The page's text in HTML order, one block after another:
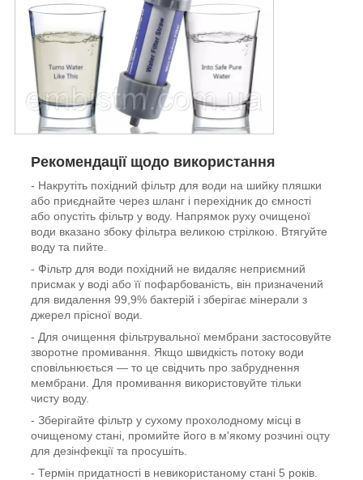
Рекомендації щодо використання
- Накрутіть похідний фільтр для води на шийку пляшки
або приєднайте через шланг і перехідник до ємності
або опустіть фільтр у воду. Напрямок руху очищеної
води вказано збоку фільтра великою стрілкою. Втягуйте
воду та пийте.
- Фільтр для води похідний не видаляє неприємний
присмак у воді або її пофарбованість, він призначений
для видалення 99,9% бактерій і зберігає мінерали з
джерел прісної води.
- Для очищення фільтрувальної мембрани застосовуйте
зворотне промивання. Якщо швидкість потоку води
сповільнюється — то це свідчить про забруднення
мембрани. Для промивання використовуйте тільки
чисту воду.
- Зберігайте фільтр у сухому прохолодному місці в
очищеному стані, промийте його в м'якому розчині оцту
для дезінфекції та просушіть.
- Термін придатності в невикористаному стані 5 років.